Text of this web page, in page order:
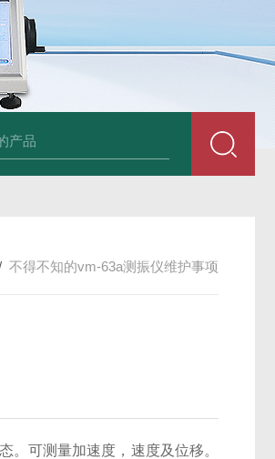
漏摄像机检测仪 德国美翠Metrel MI2088
不得不知的vm-63a测振仪维护事项
。可测量加速度，速度及位移。